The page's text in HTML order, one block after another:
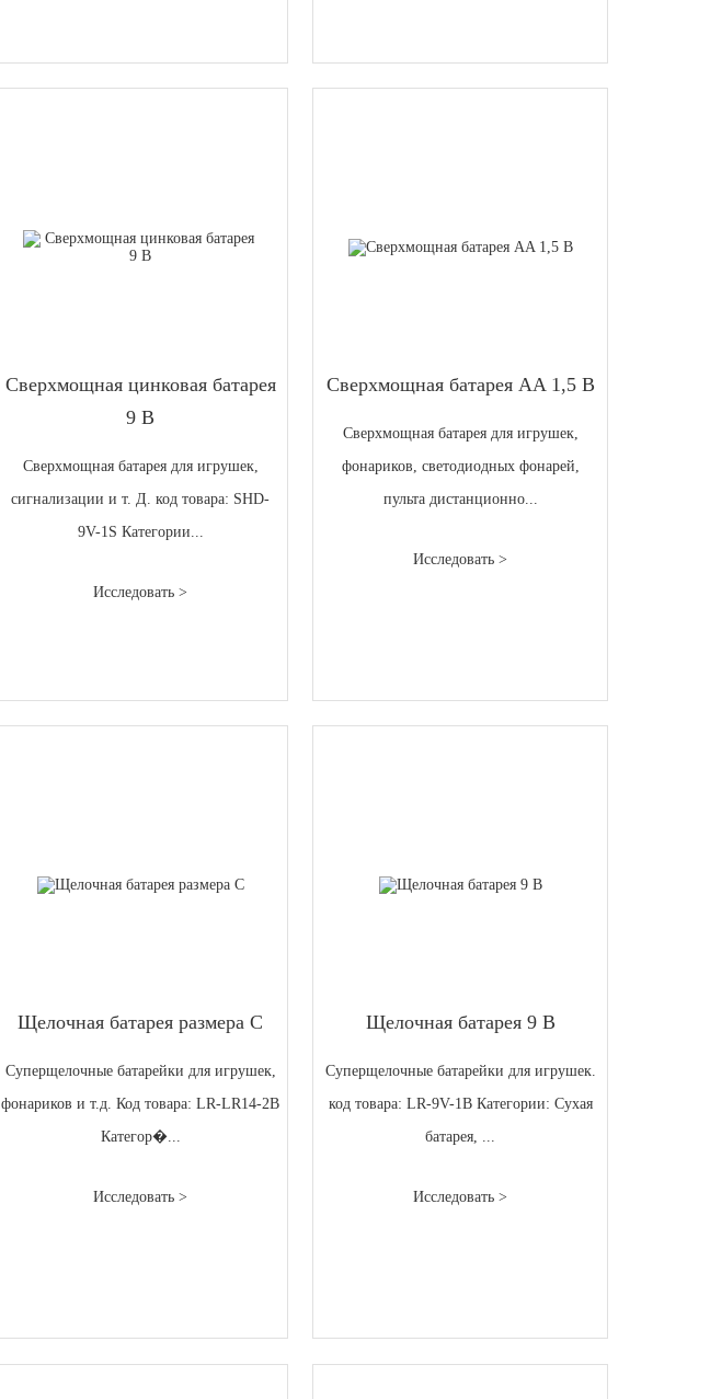
Сверхмощная цинковая батарея
9 В
Сверхмощная батарея для игрушек,
сигнализации и т. Д. код товара: SHD-
9V-1S Категории...
Исследовать >
Сверхмощная батарея AA 1,5 В
Сверхмощная батарея для игрушек,
фонариков, светодиодных фонарей,
пульта дистанционно...
Исследовать >
Щелочная батарея размера C
Суперщелочные батарейки для игрушек,
фонариков и т.д. Код товара: LR-LR14-2B
Категор�...
Исследовать >
Щелочная батарея 9 В
Суперщелочные батарейки для игрушек.
код товара: LR-9V-1B Категории: Сухая
батарея, ...
Исследовать >